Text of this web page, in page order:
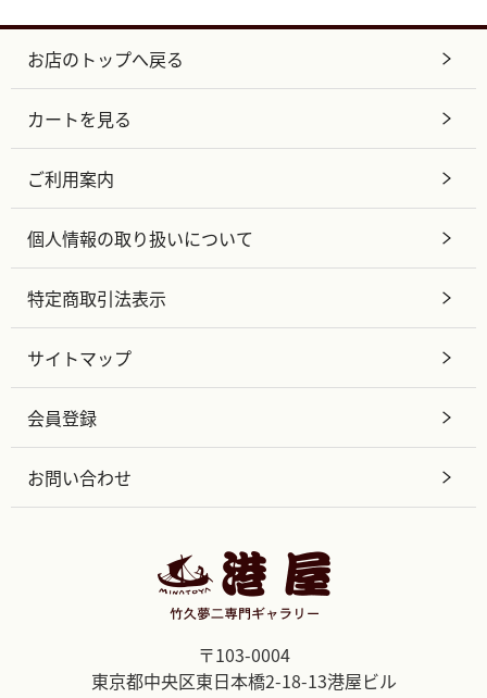
お店のトップへ戻る
カートを見る
ご利用案内
個人情報の取り扱いについて
特定商取引法表示
サイトマップ
会員登録
お問い合わせ
〒103-0004
東京都中央区東日本橋2-18-13港屋ビル